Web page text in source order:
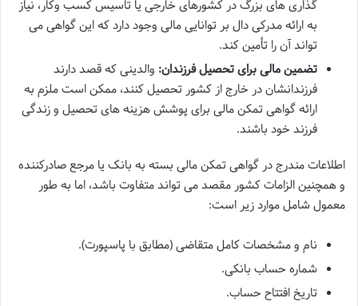
گذاری های بزرگ در کشورهای خارجی یا تأسیس کسب وکار، نیاز
به ارائه مدرکی دال بر توانایی مالی وجود دارد که این گواهی می
تواند آن را تأمین کند.
تضمین مالی برای تحصیل فرزندان: والدینی که قصد دارند
فرزندانشان در خارج از کشور تحصیل کنند، ممکن است ملزم به
ارائه گواهی تمکن مالی برای پوشش هزینه های تحصیل و زندگی
فرزند خود باشند.
اطلاعات مندرج در گواهی تمکن مالی بسته به بانک یا مرجع صادرکننده
و همچنین الزامات کشور مقصد می تواند متفاوت باشد، اما به طور
معمول شامل موارد زیر است:
نام و مشخصات کامل متقاضی (مطابق با پاسپورت).
شماره حساب بانکی.
تاریخ افتتاح حساب.